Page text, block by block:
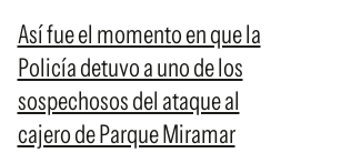
Así fue el momento en que la
Policía detuvo a uno de los
sospechosos del ataque al
cajero de Parque Miramar